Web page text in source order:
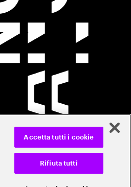
Rifiuta tutti
Accetta tutti i cookie